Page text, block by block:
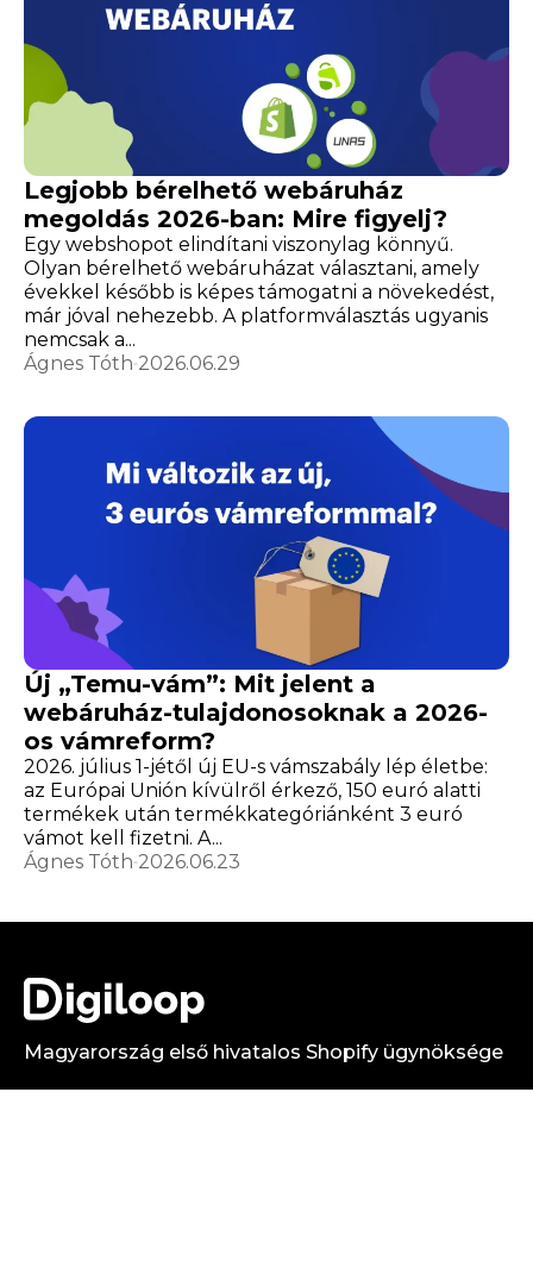
Legjobb bérelhető webáruház
megoldás 2026-ban: Mire figyelj?
Egy webshopot elindítani viszonylag könnyű.
Olyan bérelhető webáruházat választani, amely
évekkel később is képes támogatni a növekedést,
már jóval nehezebb. A platformválasztás ugyanis
nemcsak a...
Ágnes Tóth 2026.06.29
Új „Temu-vám”: Mit jelent a
webáruház-tulajdonosoknak a 2026-
os vámreform?
2026. július 1-jétől új EU-s vámszabály lép életbe:
az Európai Unión kívülről érkező, 150 euró alatti
termékek után termékkategóriánként 3 euró
vámot kell fizetni. A...
Ágnes Tóth 2026.06.23
Magyarország első hivatalos Shopify ügynöksége